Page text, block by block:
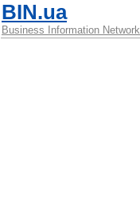
BIN.ua
Business Information Network